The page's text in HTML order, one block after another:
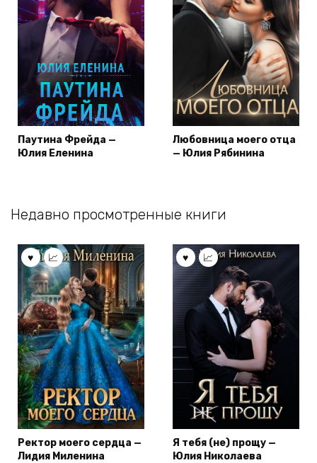
Паутина Фрейда —
Юлия Еленина
Любовница моего отца
— Юлия Рябинина
Недавно просмотренные книги
Ректор моего сердца —
Лидия Миленина
Я тебя (не) прощу —
Юлия Николаева